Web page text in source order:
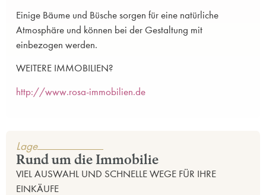
Einige Bäume und Büsche sorgen für eine natürliche
Atmosphäre und können bei der Gestaltung mit
einbezogen werden.
WEITERE IMMOBILIEN?
http://www.rosa-immobilien.de
Lage
Rund um die Immobilie
VIEL AUSWAHL UND SCHNELLE WEGE FÜR IHRE
EINKÄUFE